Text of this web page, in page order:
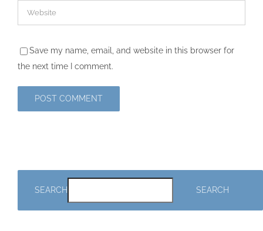
Save my name, email, and website in this browser for
the next time I comment.
SEARCH SEARCH